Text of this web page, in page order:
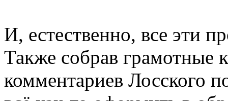
И, естественно, все эти
Также собрав грамотные
комментариев Лосского